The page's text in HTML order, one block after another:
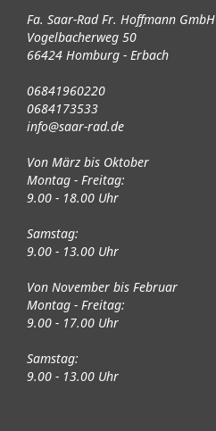
Fa. Saar-Rad Fr. Hoffmann GmbH
Vogelbacherweg 50
66424 Homburg - Erbach
06841960220
0684173533
info@saar-rad.de
Von März bis Oktober
Montag - Freitag:
9.00 - 18.00 Uhr
Samstag:
9.00 - 13.00 Uhr
Von November bis Februar
Montag - Freitag:
9.00 - 17.00 Uhr
Samstag:
9.00 - 13.00 Uhr